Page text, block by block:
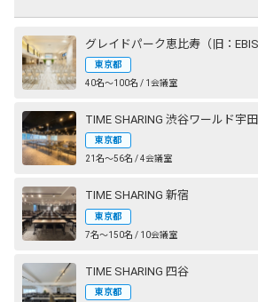
東京都
40名〜100名 / 1会議室
東京都
21名〜56名 / 4会議室
TIME SHARING 新宿
東京都
7名〜150名 / 10会議室
TIME SHARING 四谷
東京都